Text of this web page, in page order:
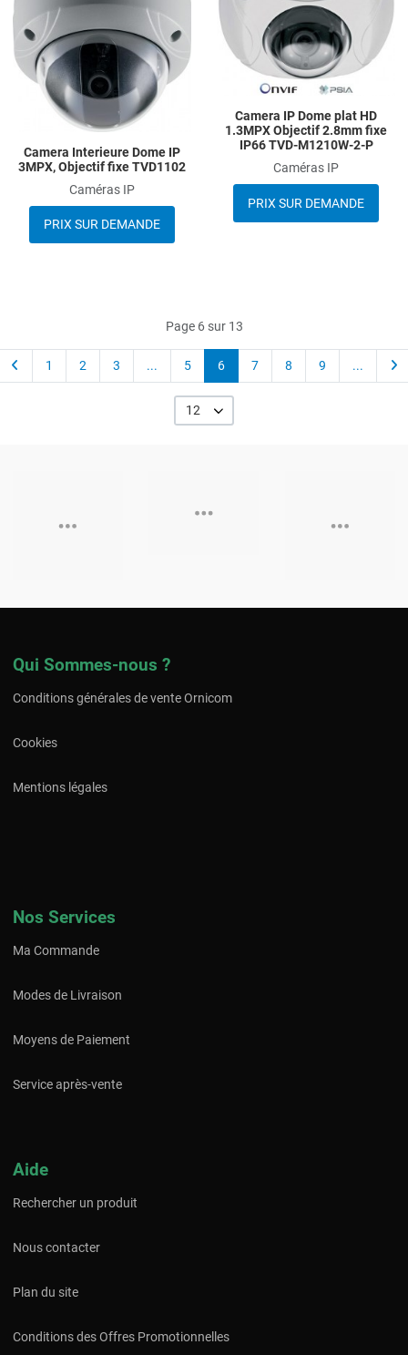
Add to Compare
Quick View
Camera Interieure Dome IP
3MPX, Objectif fixe TVD1102
Caméras IP
PRIX SUR DEMANDE
Camera IP Dome plat HD
1.3MPX Objectif 2.8mm fixe
IP66 TVD-M1210W-2-P
Caméras IP
PRIX SUR DEMANDE
Page 6 sur 13
1 2 3 ... 5 6 7 8 9 ...
12
Qui Sommes-nous ?
Conditions générales de vente Ornicom
Cookies
Mentions légales
Nos Services
Ma Commande
Modes de Livraison
Moyens de Paiement
Service après-vente
Aide
Rechercher un produit
Nous contacter
Plan du site
Conditions des Offres Promotionnelles